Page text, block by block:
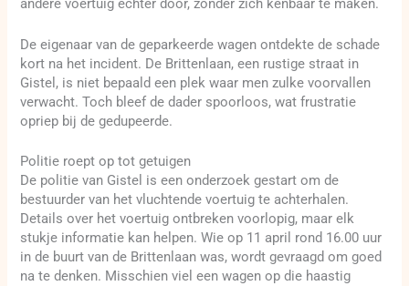
andere voertuig echter door, zonder zich kenbaar te maken.
De eigenaar van de geparkeerde wagen ontdekte de schade
kort na het incident. De Brittenlaan, een rustige straat in
Gistel, is niet bepaald een plek waar men zulke voorvallen
verwacht. Toch bleef de dader spoorloos, wat frustratie
opriep bij de gedupeerde.
Politie roept op tot getuigen
De politie van Gistel is een onderzoek gestart om de
bestuurder van het vluchtende voertuig te achterhalen.
Details over het voertuig ontbreken voorlopig, maar elk
stukje informatie kan helpen. Wie op 11 april rond 16.00 uur
in de buurt van de Brittenlaan was, wordt gevraagd om goed
na te denken. Misschien viel een wagen op die haastig